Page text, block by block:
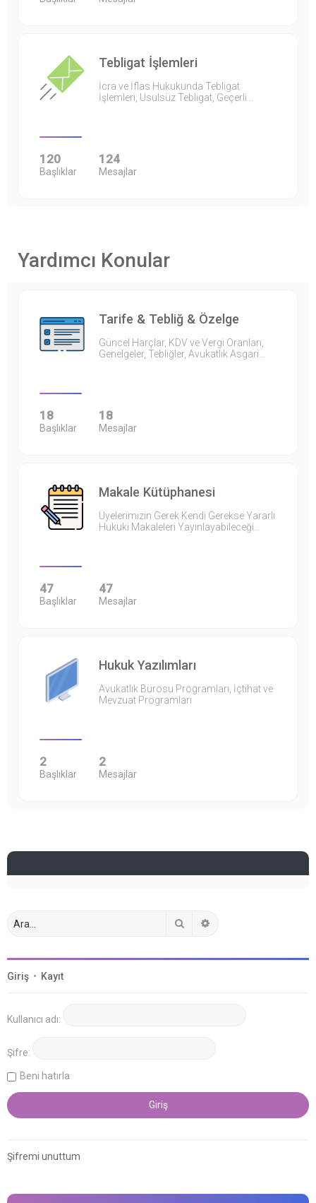
Tebligat İşlemleri
İcra ve İflas Hukukunda Tebligat
İşlemleri, Usulsüz Tebligat, Geçerli…
120
Başlıklar
124
Mesajlar
Yardımcı Konular
Tarife & Tebliğ & Özelge
Güncel Harçlar, KDV ve Vergi Oranları,
Genelgeler, Tebliğler, Avukatlık Asgari…
18
Başlıklar
18
Mesajlar
Makale Kütüphanesi
Üyelerimizin Gerek Kendi Gerekse Yararlı
Hukuki Makaleleri Yayınlayabileceği…
47
Başlıklar
47
Mesajlar
Hukuk Yazılımları
Avukatlık Bürosu Programları, İçtihat ve
Mevzuat Programları
2
Başlıklar
2
Mesajlar
Giriş • Kayıt
Kullanıcı adı:
Şifre:
Beni hatırla
Şifremi unuttum